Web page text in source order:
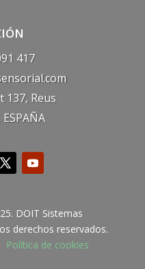
417
137, Reus
DOIT Sistemas
derechos reservados.
Política de cookies